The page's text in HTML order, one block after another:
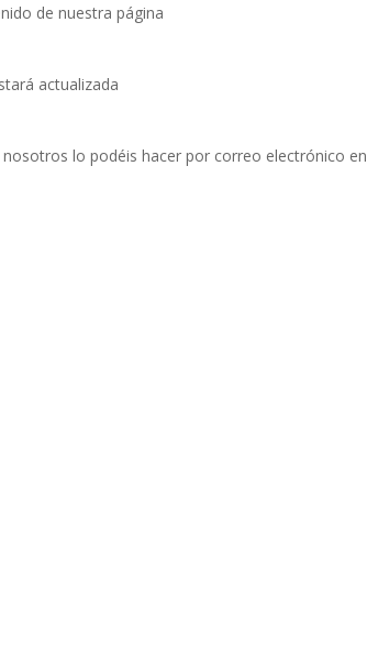
de nuestra página
actualizada
lo podéis hacer por correo electrónico en